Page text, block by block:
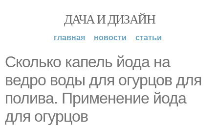
ДАЧА И ДИЗАЙН
главная новости статьи
Сколько капель йода на
ведро воды для огурцов для
полива. Применение йода
для огурцов